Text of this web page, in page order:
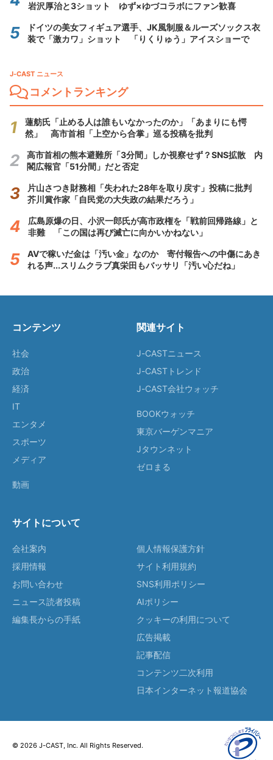
岩沢厚治と3ショット ゆず×ゆづコラボにファン歓喜
ドイツの美女フィギュア選手、JK風制服＆ルーズソックス衣
装で「激カワ」ショット 「りくりゅう」アイスショーで
J-CAST ニュース
コメントランキング
蓮舫氏「止める人は誰もいなかったのか」「あまりにも愕
然」 高市首相「上空から合掌」巡る投稿を批判
高市首相の熊本避難所「3分間」しか視察せず？SNS拡散 内
閣広報官「51分間」だと否定
片山さつき財務相「失われた28年を取り戻す」投稿に批判
芥川賞作家「自民党の大失政の結果だろう」
広島原爆の日、小沢一郎氏が高市政権を「戦前回帰路線」と
非難 「この国は再び滅亡に向かいかねない」
AVで稼いだ金は「汚い金」なのか 寄付報告への中傷にあき
れる声...スリムクラブ真栄田もバッサリ「汚い心だね」
コンテンツ
社会
政治
経済
IT
エンタメ
スポーツ
メディア
動画
関連サイト
J-CASTニュース
J-CASTトレンド
J-CAST会社ウォッチ
BOOKウォッチ
東京バーゲンマニア
Jタウンネット
ゼロまる
サイトについて
会社案内
採用情報
お問い合わせ
ニュース読者投稿
編集長からの手紙
個人情報保護方針
サイト利用規約
SNS利用ポリシー
AIポリシー
クッキーの利用について
広告掲載
記事配信
コンテンツ二次利用
日本インターネット報道協会
© 2026 J-CAST, Inc. All Rights Reserved.